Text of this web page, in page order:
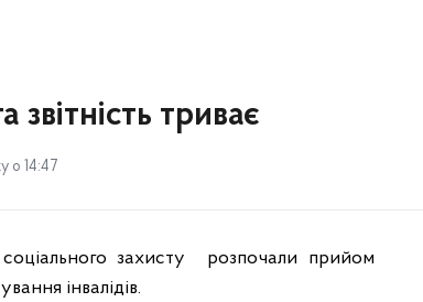
триває
о 14:47
захисту
розпочали прийом
інвалідів.